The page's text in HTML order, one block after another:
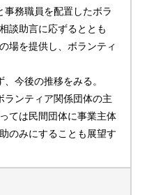
事務職員を配置したボラ
談助言に応ずるととも
場を提供し、ボランティ
今後の推移をみる。
ランティア関係団体の主
ては民間団体に事業主体
のみにすることも展望す